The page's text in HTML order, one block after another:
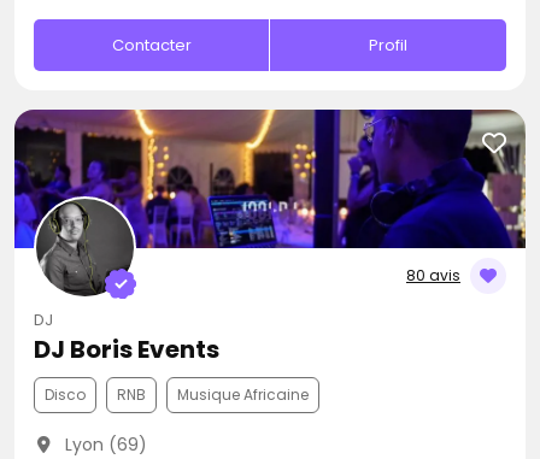
Contacter Profil
80 avis
DJ
DJ Boris Events
Disco RNB Musique Africaine
Lyon (69)